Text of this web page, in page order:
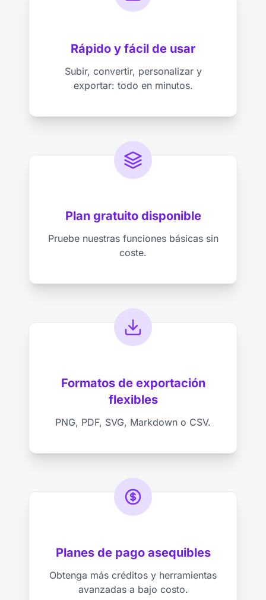
Rápido y fácil de usar
Subir, convertir, personalizar y
exportar: todo en minutos.
Plan gratuito disponible
Pruebe nuestras funciones básicas sin
coste.
Formatos de exportación
flexibles
PNG, PDF, SVG, Markdown o CSV.
Planes de pago asequibles
Obtenga más créditos y herramientas
avanzadas a bajo costo.